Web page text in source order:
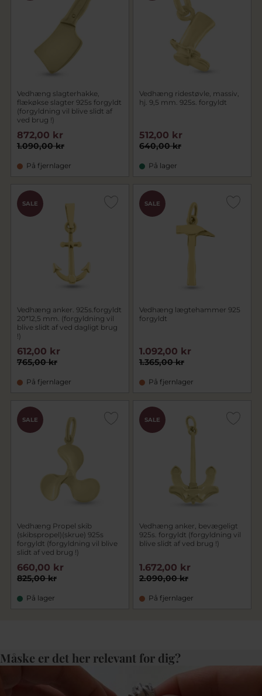
Vedhæng slagterhakke,
flækøkse slagter 925s forgyldt
(forgyldning vil blive slidt af
ved brug !)
1.090,00 kr
872,00 kr
På fjernlager
Vedhæng ridestøvle, massiv,
hj. 9,5 mm. 925s. forgyldt
640,00 kr
512,00 kr
På lager
SALE
Vedhæng anker. 925s.forgyldt
20*12,5 mm. (forgyldning vil
blive slidt af ved dagligt brug
!)
765,00 kr
612,00 kr
På fjernlager
SALE
Vedhæng lægtehammer 925
forgyldt
1.365,00 kr
1.092,00 kr
På fjernlager
SALE
Vedhæng Propel skib
(skibspropel)(skrue) 925s
forgyldt (forgyldning vil blive
slidt af ved brug !)
825,00 kr
660,00 kr
På lager
SALE
Vedhæng anker, bevægeligt
925s. forgyldt (forgyldning vil
blive slidt af ved brug !)
2.090,00 kr
1.672,00 kr
På fjernlager
Måske er det her relevant for dig?